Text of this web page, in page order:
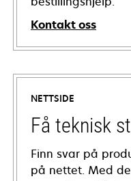
Kontakt oss
NETTSIDE
Få teknisk
Finn svar på
på nettet. Med